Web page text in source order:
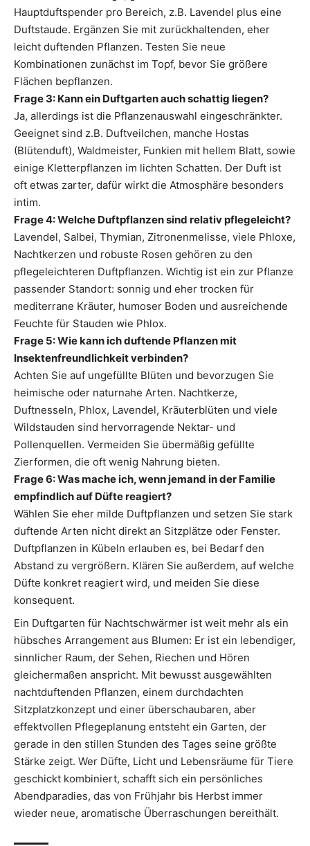
Hauptduftspender pro Bereich, z.B. Lavendel plus eine
Duftstaude. Ergänzen Sie mit zurückhaltenden, eher
leicht duftenden Pflanzen. Testen Sie neue
Kombinationen zunächst im Topf, bevor Sie größere
Flächen bepflanzen.
Frage 3: Kann ein Duftgarten auch schattig liegen?
Ja, allerdings ist die Pflanzenauswahl eingeschränkter.
Geeignet sind z.B. Duftveilchen, manche Hostas
(Blütenduft), Waldmeister, Funkien mit hellem Blatt, sowie
einige Kletterpflanzen im lichten Schatten. Der Duft ist
oft etwas zarter, dafür wirkt die Atmosphäre besonders
intim.
Frage 4: Welche Duftpflanzen sind relativ pflegeleicht?
Lavendel, Salbei, Thymian, Zitronenmelisse, viele Phloxe,
Nachtkerzen und robuste Rosen gehören zu den
pflegeleichteren Duftpflanzen. Wichtig ist ein zur Pflanze
passender Standort: sonnig und eher trocken für
mediterrane Kräuter, humoser Boden und ausreichende
Feuchte für Stauden wie Phlox.
Frage 5: Wie kann ich duftende Pflanzen mit
Insektenfreundlichkeit verbinden?
Achten Sie auf ungefüllte Blüten und bevorzugen Sie
heimische oder naturnahe Arten. Nachtkerze,
Duftnesseln, Phlox, Lavendel, Kräuterblüten und viele
Wildstauden sind hervorragende Nektar- und
Pollenquellen. Vermeiden Sie übermäßig gefüllte
Zierformen, die oft wenig Nahrung bieten.
Frage 6: Was mache ich, wenn jemand in der Familie
empfindlich auf Düfte reagiert?
Wählen Sie eher milde Duftpflanzen und setzen Sie stark
duftende Arten nicht direkt an Sitzplätze oder Fenster.
Duftpflanzen in Kübeln erlauben es, bei Bedarf den
Abstand zu vergrößern. Klären Sie außerdem, auf welche
Düfte konkret reagiert wird, und meiden Sie diese
konsequent.
Ein Duftgarten für Nachtschwärmer ist weit mehr als ein
hübsches Arrangement aus Blumen: Er ist ein lebendiger,
sinnlicher Raum, der Sehen, Riechen und Hören
gleichermaßen anspricht. Mit bewusst ausgewählten
nachtduftenden Pflanzen, einem durchdachten
Sitzplatzkonzept und einer überschaubaren, aber
effektvollen Pflegeplanung entsteht ein Garten, der
gerade in den stillen Stunden des Tages seine größte
Stärke zeigt. Wer Düfte, Licht und Lebensräume für Tiere
geschickt kombiniert, schafft sich ein persönliches
Abendparadies, das von Frühjahr bis Herbst immer
wieder neue, aromatische Überraschungen bereithält.